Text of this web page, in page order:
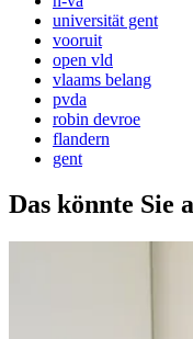
universität gent
vooruit
open vld
vlaams belang
pvda
robin devroe
flandern
gent
Das könnte Sie